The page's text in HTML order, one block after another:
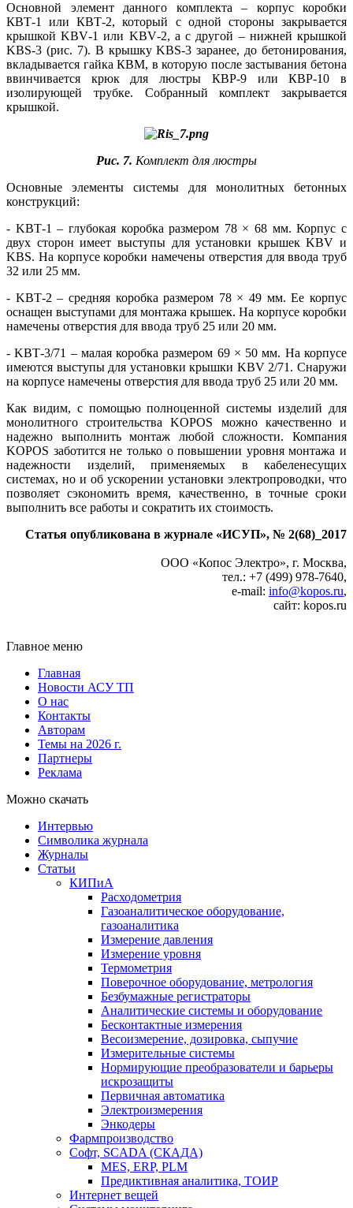
Основной элемент данного комплекта – корпус коробки
КВТ‑1 или КВТ‑2, который с одной стороны закрывается
крышкой KBV‑1 или KBV‑2, а с другой – нижней крышкой
KBS‑3 (рис. 7). В крышку KBS‑3 заранее, до бетонирования,
вкладывается гайка КВМ, в которую после застывания бетона
ввинчивается крюк для люстры КВР‑9 или КВР‑10 в
изолирующей трубке. Собранный комплект закрывается
крышкой.
Рис. 7. Комплект для люстры
Основные элементы системы для монолитных бетонных
конструкций:
- KBT‑1 – глубокая коробка размером 78 × 68 мм. Корпус с
двух сторон имеет выступы для установки крышек KBV и
KBS. На корпусе коробки намечены отверстия для ввода труб
32 или 25 мм.
- KBT‑2 – средняя коробка размером 78 × 49 мм. Ее корпус
оснащен выступами для монтажа крышек. На корпусе коробки
намечены отверстия для ввода труб 25 или 20 мм.
- KBT‑3/71 – малая коробка размером 69 × 50 мм. На корпусе
имеются выступы для установки крышки KBV 2/71. Снаружи
на корпусе намечены отверстия для ввода труб 25 или 20 мм.
Как видим, с помощью полноценной системы изделий для
монолитного строительства KOPOS можно качественно и
надежно выполнить монтаж любой сложности. Компания
KOPOS заботится не только о повышении уровня монтажа и
надежности изделий, применяемых в кабеленесущих
системах, но и об ускорении установки электропроводки, что
позволяет сэкономить время, качественно, в точные сроки
выполнить все работы и сократить их стоимость.
Статья опубликована в журнале «ИСУП», № 2(68)_2017
ООО «Копос Электро», г. Москва,
тел.: +7 (499) 978-7640,
e‑mail: info@kopos.ru,
сайт: kopos.ru
Главное меню
Главная
Новости АСУ ТП
О нас
Контакты
Авторам
Темы на 2026 г.
Партнеры
Реклама
Можно скачать
Интервью
Символика журнала
Журналы
Статьи
КИПиА
Расходометрия
Газоаналитическое оборудование,
газоаналитика
Измерение давления
Измерение уровня
Термометрия
Поверочное оборудование, метрология
Безбумажные регистраторы
Аналитические системы и оборудование
Бесконтактные измерения
Весоизмерение, дозировка, сыпучие
Измерительные системы
Нормирующие преобразователи и барьеры
искрозащиты
Первичная автоматика
Электроизмерения
Энкодеры
Фармпроизводство
Софт, SCADA (СКАДА)
MES, ERP, PLM
Предиктивная аналитика, ТОИР
Интернет вещей